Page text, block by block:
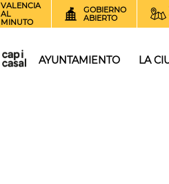
VALENCIA
AL
MINUTO
GOBIERNO
ABIERTO
AYUNTAMIENTO LA